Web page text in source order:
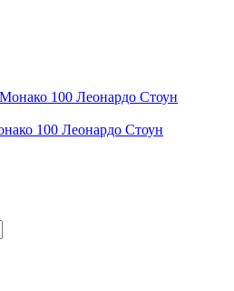
100 Леонардо Стоун